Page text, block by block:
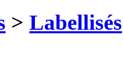
> Labellisés